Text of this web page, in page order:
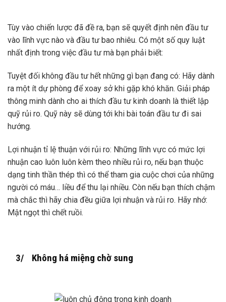
Tùy vào chiến lược đã đề ra, bạn sẽ quyết định nên đầu tư
vào lĩnh vực nào và đầu tư bao nhiêu. Có một số quy luật
nhất định trong việc đầu tư mà bạn phải biết:
Tuyệt đối không đầu tư hết những gì bạn đang có: Hãy dành
ra một ít dự phòng để xoay sở khi gặp khó khăn. Giải pháp
thông minh dành cho ai thích đầu tư kinh doanh là thiết lập
quỹ rủi ro. Quỹ này sẽ dùng tới khi bài toán đầu tư đi sai
hướng.
Lợi nhuận tỉ lệ thuận với rủi ro: Những lĩnh vực có mức lợi
nhuận cao luôn luôn kèm theo nhiều rủi ro, nếu bạn thuộc
dạng tinh thần thép thì có thể tham gia cuộc chơi của những
người có máu… liều để thu lại nhiều. Còn nếu bạn thích chậm
mà chắc thì hãy chia đều giữa lợi nhuận và rủi ro. Hãy nhớ:
Mật ngọt thì chết ruồi.
3/ Không há miệng chờ sung